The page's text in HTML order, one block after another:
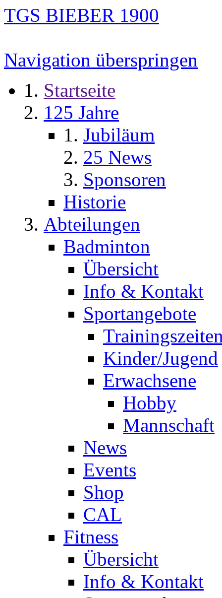
TGS BIEBER 1900
Navigation überspringen
Startseite
125 Jahre
Jubiläum
25 News
Sponsoren
Historie
Abteilungen
Badminton
Übersicht
Info & Kontakt
Sportangebote
Kinder/Jugend
Erwachsene
Hobby
Mannschaft
News
Events
Shop
CAL
Fitness
Übersicht
Info & Kontakt